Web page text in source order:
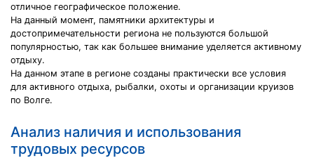
отличное географическое положение.
На данный момент, памятники архитектуры и
достопримечательности региона не пользуются большой
популярностью, так как большее внимание уделяется активному
отдыху.
На данном этапе в регионе созданы практически все условия
для активного отдыха, рыбалки, охоты и организации круизов
по Волге.
Анализ наличия и использования
трудовых ресурсов